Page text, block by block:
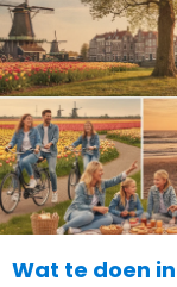
Wat te doen in